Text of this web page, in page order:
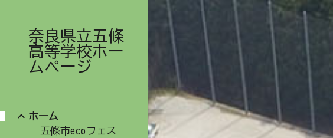
Skip to main content
奈良県立五條
高等学校ホー
ムページ
ホーム
五條市ecoフェス